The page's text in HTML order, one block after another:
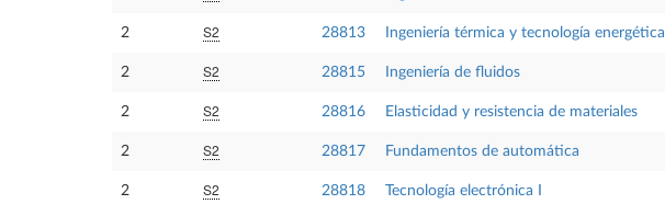
2 S2 28813 Ingeniería térmica y tecnología energética
2 S2 28815 Ingeniería de fluidos
2 S2 28816 Elasticidad y resistencia de materiales
2 S2 28817 Fundamentos de automática
2 S2 28818 Tecnología electrónica I